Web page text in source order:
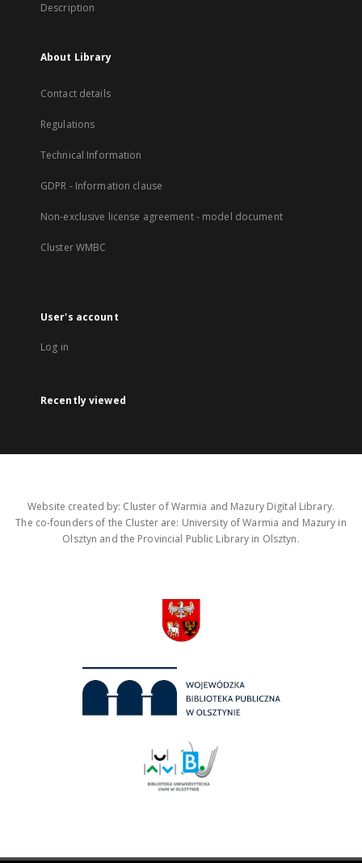
Description
About Library
Contact details
Regulations
Technical Information
GDPR - Information clause
Non-exclusive license agreement - model document
Cluster WMBC
User's account
Log in
Recently viewed
Website created by: Cluster of Warmia and Mazury Digital Library.
The co-founders of the Cluster are: University of Warmia and Mazury in
Olsztyn and the Provincial Public Library in Olsztyn.